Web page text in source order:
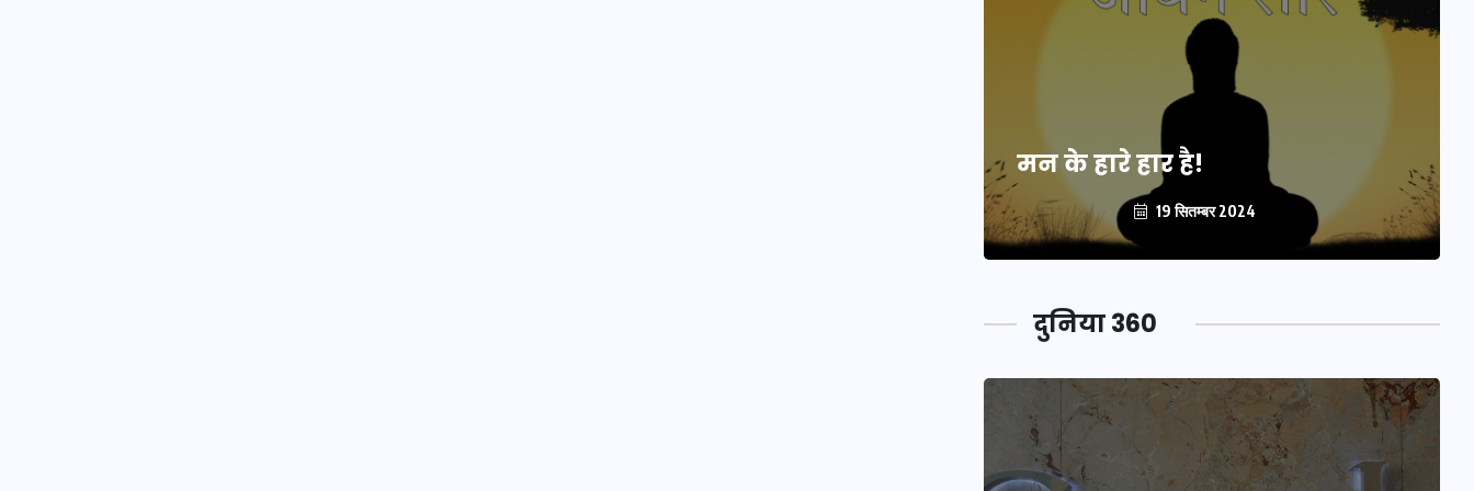
मन के हारे हार है!
19 सितम्बर 2024
दुनिया 360